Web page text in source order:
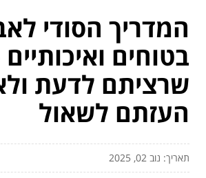
המדריך הסודי
בטוחים
שרציתם לדעת
העזתם לשאול
תאריך: נוב 02, 2025